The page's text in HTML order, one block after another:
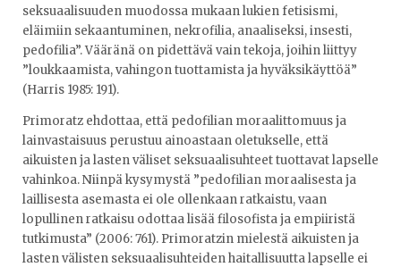
seksuaalisuuden muodossa mukaan lukien fetisismi,
eläimiin sekaantuminen, nekrofilia, anaaliseksi, insesti,
pedofilia”. Vääränä on pidettävä vain tekoja, joihin liittyy
”loukkaamista, vahingon tuottamista ja hyväksikäyttöä”
(Harris 1985: 191).
Primoratz ehdottaa, että pedofilian moraalittomuus ja
lainvastaisuus perustuu ainoastaan oletukselle, että
aikuisten ja lasten väliset seksuaalisuhteet tuottavat lapselle
vahinkoa. Niinpä kysymystä ”pedofilian moraalisesta ja
laillisesta asemasta ei ole ollenkaan ratkaistu, vaan
lopullinen ratkaisu odottaa lisää filosofista ja empiiristä
tutkimusta” (2006: 761). Primoratzin mielestä aikuisten ja
lasten välisten seksuaalisuhteiden haitallisuutta lapselle ei